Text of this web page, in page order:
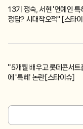
13기 정숙, 서현 '연예인
정답? 시대착오적" [스타
"5개월 배우고 롯데콘서트
에 '특혜' 논란[스타이슈]